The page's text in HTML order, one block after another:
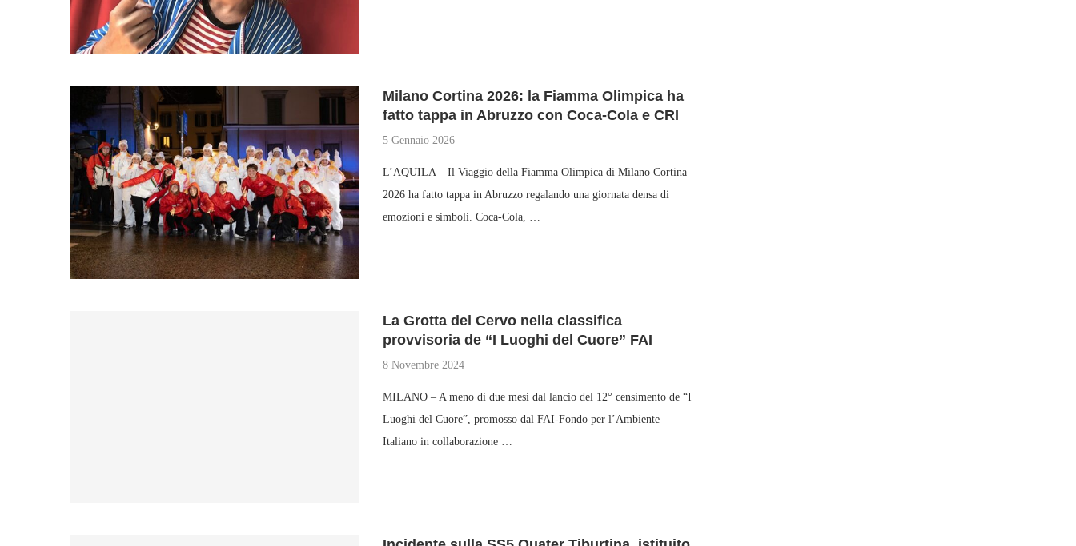
Milano Cortina 2026: la Fiamma Olimpica ha
fatto tappa in Abruzzo con Coca-Cola e CRI
5 Gennaio 2026
L’AQUILA – Il Viaggio della Fiamma Olimpica di Milano Cortina
2026 ha fatto tappa in Abruzzo regalando una giornata densa di
emozioni e simboli. Coca-Cola, …
La Grotta del Cervo nella classifica
provvisoria de “I Luoghi del Cuore” FAI
8 Novembre 2024
MILANO – A meno di due mesi dal lancio del 12° censimento de “I
Luoghi del Cuore”, promosso dal FAI-Fondo per l’Ambiente
Italiano in collaborazione …